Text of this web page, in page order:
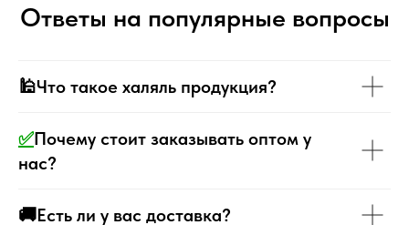
Ответы на популярные вопросы
🕌Что такое халяль продукция?
✅Почему стоит заказывать оптом у
нас?
🚚Есть ли у вас доставка?